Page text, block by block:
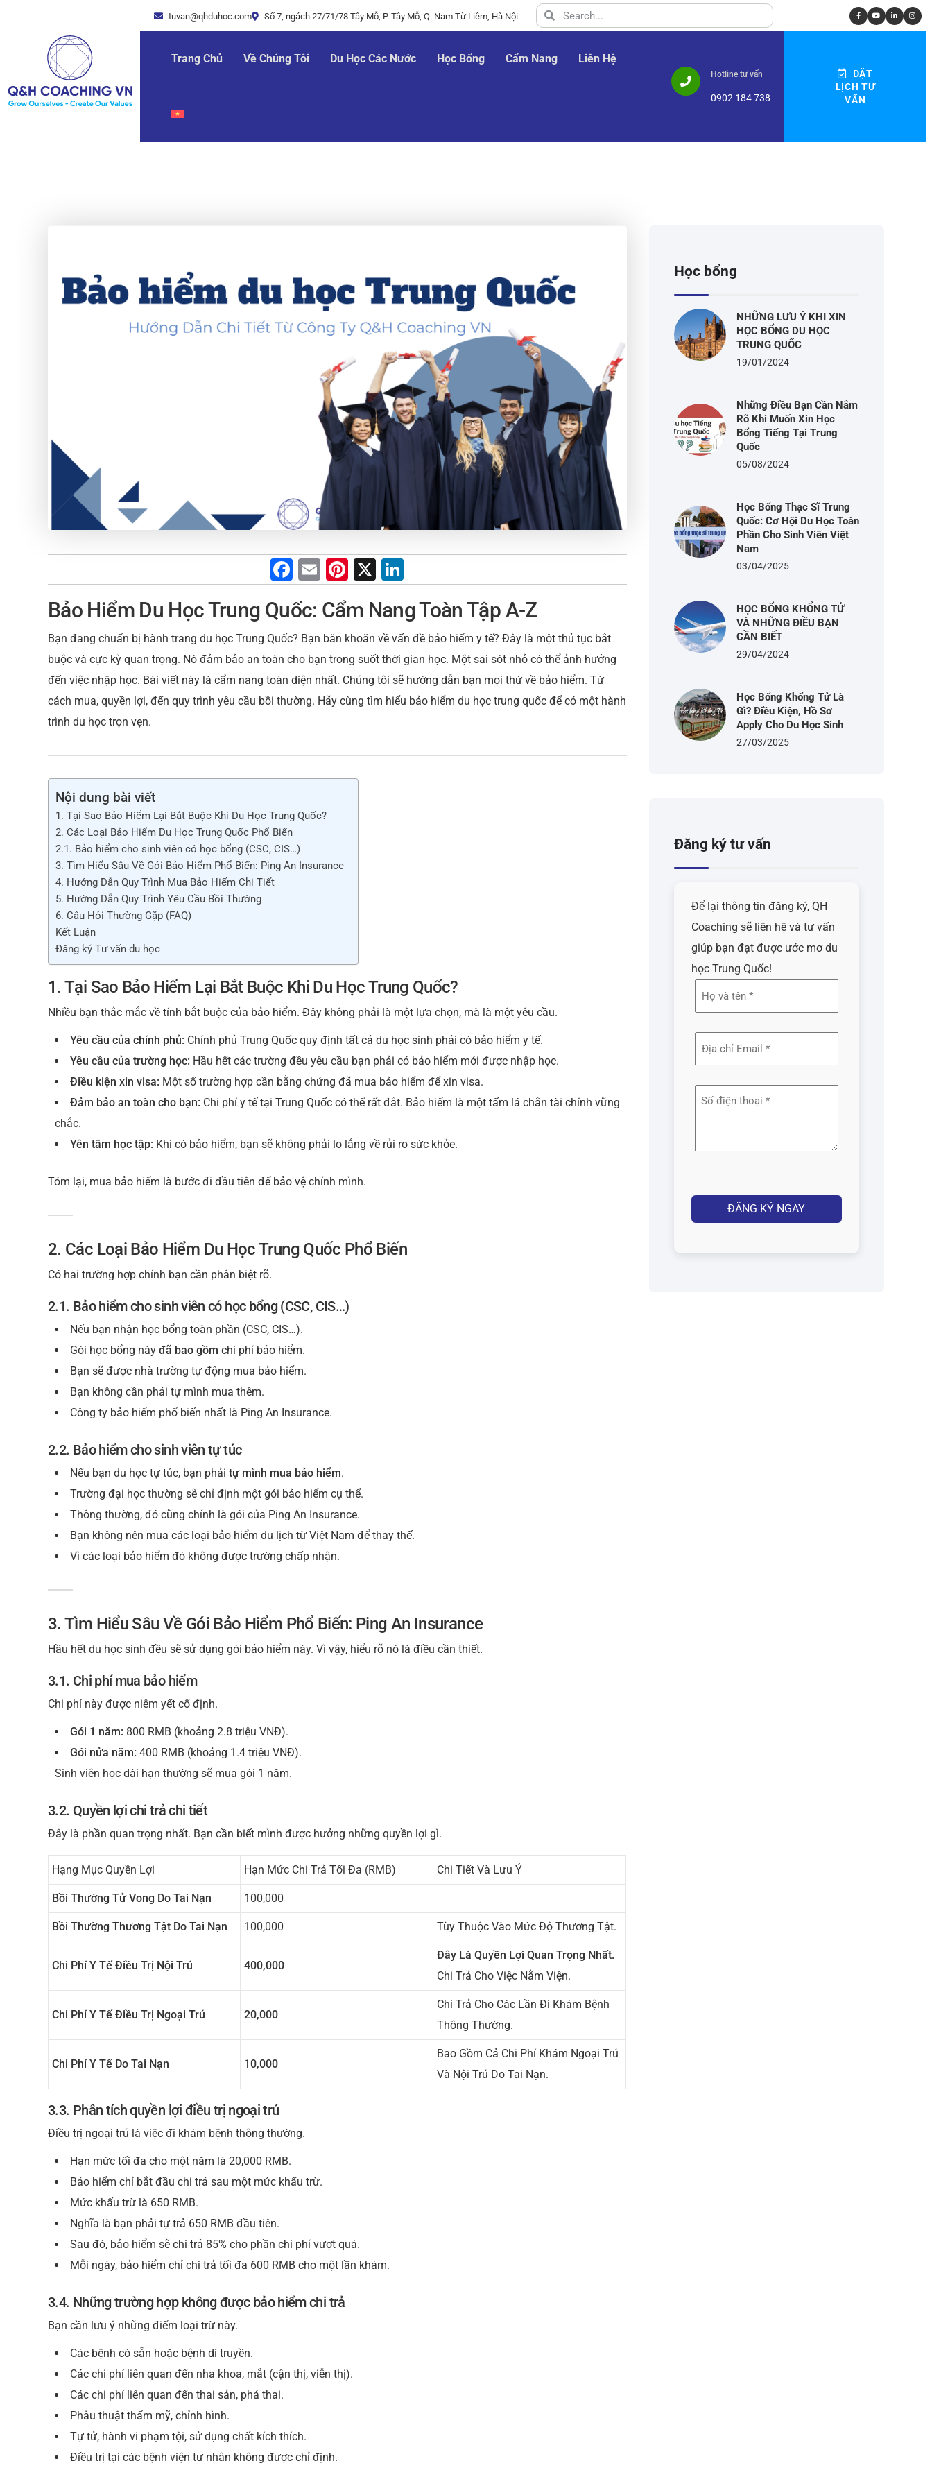
tuvan@qhduhoc.com Số 7, ngách 27/71/78 Tây Mỗ, P. Tây Mỗ, Q. Nam Từ Liêm, Hà Nội
Trang Chủ Về Chúng Tôi Du Học Các Nước Học Bổng Cẩm Nang Liên Hệ
Hotline tư vấn
0902 184 738
ĐẶT
LỊCH TƯ
VẤN
F
a
c
e
b
o
o
E
m
ai
l
Pi
nt
er
e
st
X
n
k
e
dI
n
Bảo Hiểm Du Học Trung Quốc: Cẩm Nang Toàn Tập A-Z
Bạn đang chuẩn bị hành trang du học Trung Quốc? Bạn băn khoăn về vấn đề bảo hiểm y tế? Đây là một thủ tục bắt
buộc và cực kỳ quan trọng. Nó đảm bảo an toàn cho bạn trong suốt thời gian học. Một sai sót nhỏ có thể ảnh hưởng
đến việc nhập học. Bài viết này là cẩm nang toàn diện nhất. Chúng tôi sẽ hướng dẫn bạn mọi thứ về bảo hiểm. Từ
cách mua, quyền lợi, đến quy trình yêu cầu bồi thường. Hãy cùng tìm hiểu bảo hiểm du học trung quốc để có một hành
trình du học trọn vẹn.
Nội dung bài viết
1. Tại Sao Bảo Hiểm Lại Bắt Buộc Khi Du Học Trung Quốc?
2. Các Loại Bảo Hiểm Du Học Trung Quốc Phổ Biến
2.1. Bảo hiểm cho sinh viên có học bổng (CSC, CIS…)
3. Tìm Hiểu Sâu Về Gói Bảo Hiểm Phổ Biến: Ping An Insurance
4. Hướng Dẫn Quy Trình Mua Bảo Hiểm Chi Tiết
5. Hướng Dẫn Quy Trình Yêu Cầu Bồi Thường
6. Câu Hỏi Thường Gặp (FAQ)
Kết Luận
Đăng ký Tư vấn du học
1. Tại Sao Bảo Hiểm Lại Bắt Buộc Khi Du Học Trung Quốc?
Nhiều bạn thắc mắc về tính bắt buộc của bảo hiểm. Đây không phải là một lựa chọn, mà là một yêu cầu.
Yêu cầu của chính phủ: Chính phủ Trung Quốc quy định tất cả du học sinh phải có bảo hiểm y tế.
Yêu cầu của trường học: Hầu hết các trường đều yêu cầu bạn phải có bảo hiểm mới được nhập học.
Điều kiện xin visa: Một số trường hợp cần bằng chứng đã mua bảo hiểm để xin visa.
Đảm bảo an toàn cho bạn: Chi phí y tế tại Trung Quốc có thể rất đắt. Bảo hiểm là một tấm lá chắn tài chính vững
chắc.
Yên tâm học tập: Khi có bảo hiểm, bạn sẽ không phải lo lắng về rủi ro sức khỏe.
Tóm lại, mua bảo hiểm là bước đi đầu tiên để bảo vệ chính mình.
2. Các Loại Bảo Hiểm Du Học Trung Quốc Phổ Biến
Có hai trường hợp chính bạn cần phân biệt rõ.
2.1. Bảo hiểm cho sinh viên có học bổng (CSC, CIS…)
Nếu bạn nhận học bổng toàn phần (CSC, CIS…).
Gói học bổng này đã bao gồm chi phí bảo hiểm.
Bạn sẽ được nhà trường tự động mua bảo hiểm.
Bạn không cần phải tự mình mua thêm.
Công ty bảo hiểm phổ biến nhất là Ping An Insurance.
2.2. Bảo hiểm cho sinh viên tự túc
Nếu bạn du học tự túc, bạn phải tự mình mua bảo hiểm.
Trường đại học thường sẽ chỉ định một gói bảo hiểm cụ thể.
Thông thường, đó cũng chính là gói của Ping An Insurance.
Bạn không nên mua các loại bảo hiểm du lịch từ Việt Nam để thay thế.
Vì các loại bảo hiểm đó không được trường chấp nhận.
3. Tìm Hiểu Sâu Về Gói Bảo Hiểm Phổ Biến: Ping An Insurance
Hầu hết du học sinh đều sẽ sử dụng gói bảo hiểm này. Vì vậy, hiểu rõ nó là điều cần thiết.
3.1. Chi phí mua bảo hiểm
Chi phí này được niêm yết cố định.
Gói 1 năm: 800 RMB (khoảng 2.8 triệu VNĐ).
Gói nửa năm: 400 RMB (khoảng 1.4 triệu VNĐ).
Sinh viên học dài hạn thường sẽ mua gói 1 năm.
3.2. Quyền lợi chi trả chi tiết
Đây là phần quan trọng nhất. Bạn cần biết mình được hưởng những quyền lợi gì.
Hạng Mục Quyền Lợi Hạn Mức Chi Trả Tối Đa (RMB) Chi Tiết Và Lưu Ý
Bồi Thường Tử Vong Do Tai Nạn 100,000
Bồi Thường Thương Tật Do Tai Nạn 100,000 Tùy Thuộc Vào Mức Độ Thương Tật.
Chi Phí Y Tế Điều Trị Nội Trú 400,000
Đây Là Quyền Lợi Quan Trọng Nhất.
Chi Trả Cho Việc Nằm Viện.
Chi Phí Y Tế Điều Trị Ngoại Trú 20,000
Chi Trả Cho Các Lần Đi Khám Bệnh
Thông Thường.
Chi Phí Y Tế Do Tai Nạn 10,000
Bao Gồm Cả Chi Phí Khám Ngoại Trú
Và Nội Trú Do Tai Nạn.
3.3. Phân tích quyền lợi điều trị ngoại trú
Điều trị ngoại trú là việc đi khám bệnh thông thường.
Hạn mức tối đa cho một năm là 20,000 RMB.
Bảo hiểm chỉ bắt đầu chi trả sau một mức khấu trừ.
Mức khấu trừ là 650 RMB.
Nghĩa là bạn phải tự trả 650 RMB đầu tiên.
Sau đó, bảo hiểm sẽ chi trả 85% cho phần chi phí vượt quá.
Mỗi ngày, bảo hiểm chỉ chi trả tối đa 600 RMB cho một lần khám.
3.4. Những trường hợp không được bảo hiểm chi trả
Bạn cần lưu ý những điểm loại trừ này.
Các bệnh có sẵn hoặc bệnh di truyền.
Các chi phí liên quan đến nha khoa, mắt (cận thị, viễn thị).
Các chi phí liên quan đến thai sản, phá thai.
Phẫu thuật thẩm mỹ, chỉnh hình.
Tự tử, hành vi phạm tội, sử dụng chất kích thích.
Điều trị tại các bệnh viện tư nhân không được chỉ định.
Học bổng
NHỮNG LƯU Ý KHI XIN
HỌC BỔNG DU HỌC
TRUNG QUỐC
19/01/2024
Những Điều Bạn Cần Nắm
Rõ Khi Muốn Xin Học
Bổng Tiếng Tại Trung
Quốc
05/08/2024
Học Bổng Thạc Sĩ Trung
Quốc: Cơ Hội Du Học Toàn
Phần Cho Sinh Viên Việt
Nam
03/04/2025
HỌC BỔNG KHỔNG TỬ
VÀ NHỮNG ĐIỀU BẠN
CẦN BIẾT
29/04/2024
Học Bổng Khổng Tử Là
Gì? Điều Kiện, Hồ Sơ
Apply Cho Du Học Sinh
27/03/2025
Đăng ký tư vấn
Để lại thông tin đăng ký, QH
Coaching sẽ liên hệ và tư vấn
giúp bạn đạt được ước mơ du
học Trung Quốc!
Họ
và
tên
(Required)
Địa
chỉ
email
(Required)
Số